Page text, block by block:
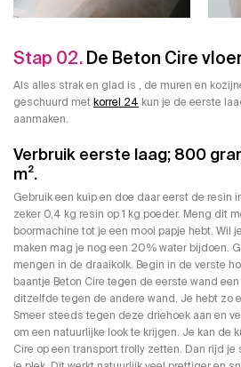
Stap 02. De Beton Cire
Als alles strak en glad is , de muren en
geschuurd metkorrel 24 kun je de eerste
aanmaken.
Verbruik eerste laag; 800
m².
Gebruik een kuip en doe daar eerst de resin
zeker 0,4 kg resin op 1 kg poeder. Meng dit
boormachine tot je een mooi papje hebt. Wil
maken mag je nog een 20% water bijdoen.
mengen in de draaikolk. Begin in de verste
baantje Beton Cire tegen de eerste wand
ditzelfde tegen de andere wand. Je hebt zo
Smeer steeds tegen deze driehoek aan en
om een natuurlijke look te krijgen. Je kan de
Cire op een transport trolly zetten. Dan rijd